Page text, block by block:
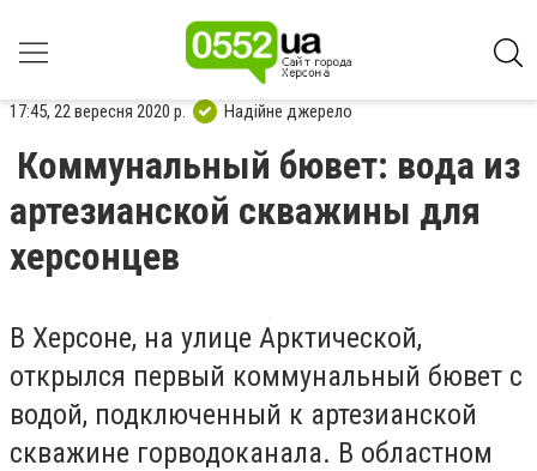
17:45, 22 вересня 2020 р. Надійне джерело
Коммунальный бювет: вода из
артезианской скважины для
херсонцев
В Херсоне, на улице Арктической,
открылся первый коммунальный бювет с
водой, подключенный к артезианской
скважине горводоканала. В областном